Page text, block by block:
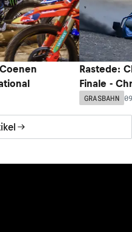
Rastede:
Finale -
GRASBAHN